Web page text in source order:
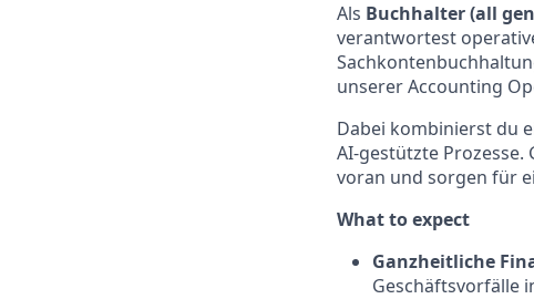
Als Buchhalter (all
verantwortest
unserer Accounting
Dabei kombinierst du
AI-gestützte
voran und sorgen für
What to expect
Ganzheitliche
Geschäftsvorfälle